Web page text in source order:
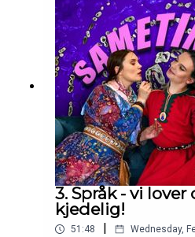
3. Språk - vi lover
kjedelig!
51:48 | Wednesday,